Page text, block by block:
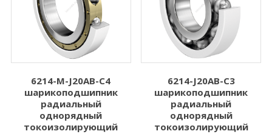
6214-M-J20AB-C4
шарикоподшипник
радиальный
однорядный
токоизолирующий
6214-J20AB-C3
шарикоподшипник
радиальный
однорядный
токоизолирующий